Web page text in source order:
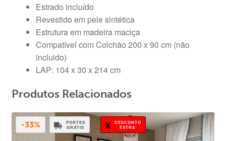
Estrado incluído
Revestido em pele sintética
Estrutura em madeira maciça
Compatível com Colchão 200 x 90 cm (não
incluido)
LAP: 104 x 30 x 214 cm
Produtos Relacionados
PORTES
GRÁTIS
DESCONTO
EXTRA
-33%